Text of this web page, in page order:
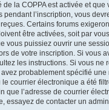
la COPPA est activée et que
pendant l’inscription, vous
Certains forums
être activées, soit par
vous puissiez ouvrir une
de votre inscription. Si vous
les instructions. Si vous ne
probablement spécifié une
courrier électronique a été
que l’adresse de courrier
essayez de contacter un